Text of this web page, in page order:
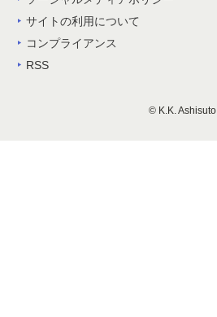
サイトの利用について
コンプライアンス
RSS
© K.K. Ashisuto